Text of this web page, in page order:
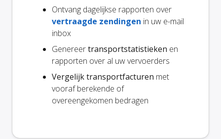
Ontvang dagelijkse rapporten over
vertraagde zendingen in uw e-mail
inbox
Genereertransportstatistieken en
rapporten over al uw vervoerders
Vergelijk transportfacturen met
vooraf berekende of
overeengekomen bedragen